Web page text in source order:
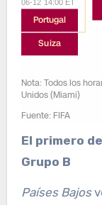
El primero
Grupo B
Países Bajos